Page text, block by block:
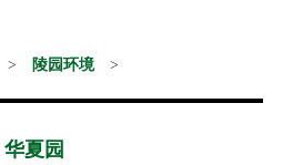
> 陵园环境 >
华夏园